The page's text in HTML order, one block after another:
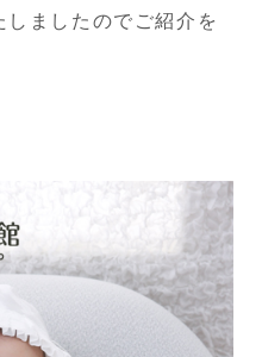
ましたのでご紹介を